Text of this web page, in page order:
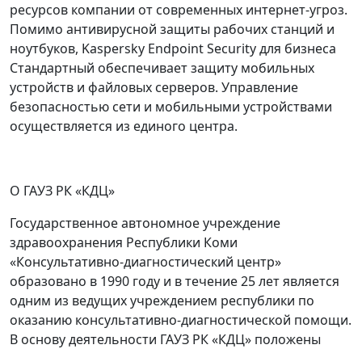
ресурсов компании от современных интернет-угроз.
Помимо антивирусной защиты рабочих станций и
ноутбуков, Kaspersky Endpoint Security для бизнеса
Стандартный обеспечивает защиту мобильных
устройств и файловых серверов. Управление
безопасностью сети и мобильными устройствами
осуществляется из единого центра.
О ГАУЗ РК «КДЦ»
Государственное автономное учреждение
здравоохранения Республики Коми
«Консультативно-диагностический центр»
образовано в 1990 году и в течение 25 лет является
одним из ведущих учреждением республики по
оказанию консультативно-диагностической помощи.
В основу деятельности ГАУЗ РК «КДЦ» положены